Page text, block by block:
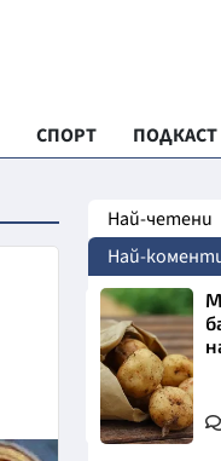
СПОРТ ПОДКАСТ
"ЧУДЕСАТА НА
Най-четени
Най-
Снимка:
Пиксабей